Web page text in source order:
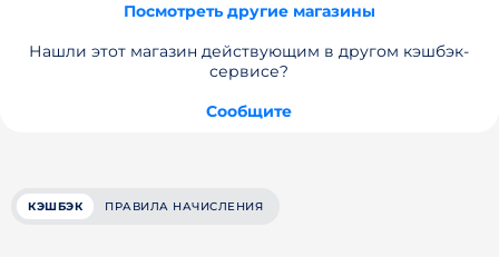
Посмотреть другие магазины
Нашли этот магазин действующим в другом кэшбэк-
сервисе?
Сообщите
КЭШБЭК ПРАВИЛА НАЧИСЛЕНИЯ